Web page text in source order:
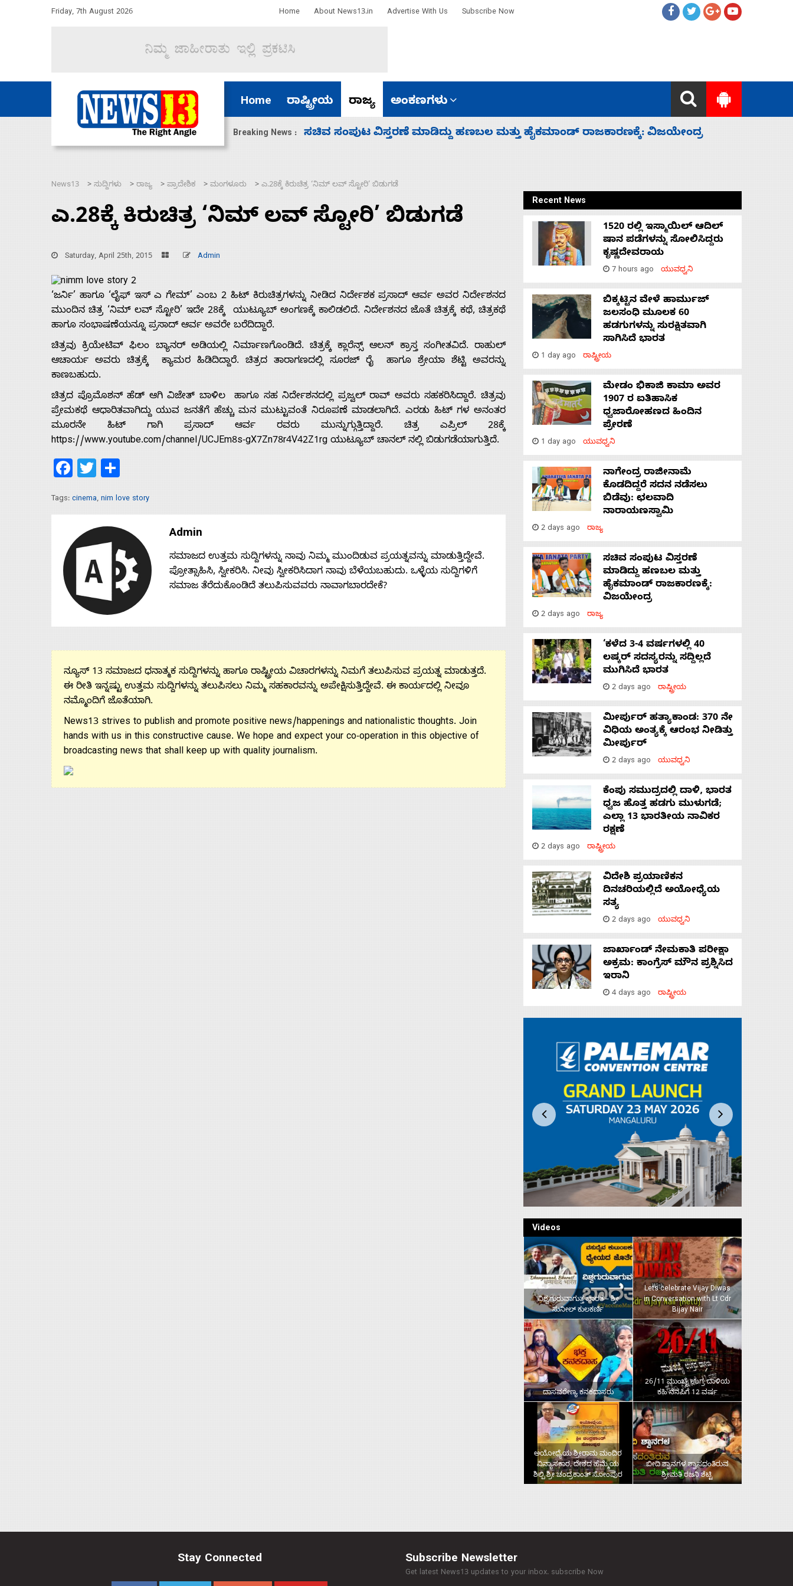
Friday, 7th August 2026 Home About News13.in Advertise With Us Subscribe Now
Home ರಾಷ್ಟ್ರೀಯ ರಾಜ್ಯ ಅಂಕಣಗಳು
Breaking News :
ಹಣಬಲ ಮತ್ತು ಹೈಕಮಾಂಡ್ ರಾಜಕಾರಣಕ್ಕೆ: ವಿಜಯೇಂದ್ರ ‘ಕಳೆದ 3-4 ವರ್ಷಗಳಲ್ಲಿ 40 ಲಷ್ಕರ್ ಸದಸ್ಯರನ್ನು ಸದ್ದಿಲ್ಲದೆ ಮುಗಿಸಿದೆ ಭಾರತ
Home
About
Advertise
Contact
News13 > ಸುದ್ದಿಗಳು > ರಾಜ್ಯ > ಪ್ರಾದೇಶಿಕ > ಮಂಗಳೂರು > ಎ.28ಕ್ಕೆ ಕಿರುಚಿತ್ರ ‘ನಿಮ್ ಲವ್ ಸ್ಟೋರಿ’ ಬಿಡುಗಡೆ
ಎ.28ಕ್ಕೆ ಕಿರುಚಿತ್ರ ‘ನಿಮ್ ಲವ್ ಸ್ಟೋರಿ’ ಬಿಡುಗಡೆ
Saturday, April 25th, 2015 Admin
‘ಜರ್ನಿ’ ಹಾಗೂ ‘ಲೈಫ್ ಇಸ್ ಎ ಗೇಮ್’ ಎಂಬ 2 ಹಿಟ್ ಕಿರುಚಿತ್ರಗಳನ್ನು ನೀಡಿದ ನಿರ್ದೇಶಕ ಪ್ರಸಾದ್ ಆರ್ವ ಅವರ ನಿರ್ದೇಶನದ
ಮುಂದಿನ ಚಿತ್ರ ‘ನಿಮ್ ಲವ್ ಸ್ಟೋರಿ’ ಇದೇ 28ಕ್ಕೆ ಯುಟ್ಯೂಬ್ ಅಂಗಣಕ್ಕೆ ಕಾಲಿಡಲಿದೆ. ನಿರ್ದೇಶನದ ಜೊತೆ ಚಿತ್ರಕ್ಕೆ ಕಥೆ, ಚಿತ್ರಕಥೆ
ಹಾಗೂ ಸಂಭಾಷಣೆಯನ್ನೂ ಪ್ರಸಾದ್ ಆರ್ವ ಅವರೇ ಬರೆದಿದ್ದಾರೆ.
ಚಿತ್ರವು ಕ್ರಿಯೇಟಿವ್ ಫಿಲಂ ಬ್ಯಾನರ್ ಅಡಿಯಲ್ಲಿ ನಿರ್ಮಾಣಗೊಂಡಿದೆ. ಚಿತ್ರಕ್ಕೆ ಕ್ಲಾರೆನ್ಸ್ ಆಲನ್ ಕ್ರಾಸ್ತ ಸಂಗೀತವಿದೆ. ರಾಹುಲ್
ಆಚಾರ್ಯ ಅವರು ಚಿತ್ರಕ್ಕೆ ಕ್ಯಾಮರ ಹಿಡಿದಿದ್ದಾರೆ. ಚಿತ್ರದ ತಾರಾಗಣದಲ್ಲಿ ಸೂರಜ್ ರೈ ಹಾಗೂ ಶ್ರೇಯಾ ಶೆಟ್ಟಿ ಅವರನ್ನು
ಕಾಣಬಹುದು.
ಚಿತ್ರದ ಪ್ರೊಮೊಶನ್ ಹೆಡ್ ಆಗಿ ವಿಜೇತ್ ಬಾಳಿಲ ಹಾಗೂ ಸಹ ನಿರ್ದೇಶನದಲ್ಲಿ ಪ್ರಜ್ವಲ್ ರಾವ್ ಅವರು ಸಹಕರಿಸಿದ್ದಾರೆ. ಚಿತ್ರವು
ಪ್ರೇಮಕಥೆ ಆಧಾರಿತವಾಗಿದ್ದು ಯುವ ಜನತೆಗೆ ಹೆಚ್ಚು ಮನ ಮುಟ್ಟುವಂತೆ ನಿರೂಪಣೆ ಮಾಡಲಾಗಿದೆ. ಎರಡು ಹಿಟ್ ಗಳ ಅನಂತರ
ಮೂರನೇ ಹಿಟ್ ಗಾಗಿ ಪ್ರಸಾದ್ ಆರ್ವ ರವರು ಮುನ್ನುಗ್ಗುತ್ತಿದ್ದಾರೆ. ಚಿತ್ರ ಎಪ್ರಿಲ್ 28ಕ್ಕೆ
https://www.youtube.com/channel/UCJEm8s-gX7Zn78r4V42Z1rg ಯುಟ್ಯೂಬ್ ಚಾನಲ್ ನಲ್ಲಿ ಬಿಡುಗಡೆಯಾಗುತ್ತಿದೆ.
Facebook
Twitter
Tags: cinema, nim love story
Admin
ಸಮಾಜದ ಉತ್ತಮ ಸುದ್ದಿಗಳನ್ನು ನಾವು ನಿಮ್ಮ ಮುಂದಿಡುವ ಪ್ರಯತ್ನವನ್ನು ಮಾಡುತ್ತಿದ್ದೇವೆ.
ಪ್ರೋತ್ಸಾಹಿಸಿ, ಸ್ವೀಕರಿಸಿ. ನೀವು ಸ್ವೀಕರಿಸಿದಾಗ ನಾವು ಬೆಳೆಯಬಹುದು. ಒಳ್ಳೆಯ ಸುದ್ದಿಗಳಿಗೆ
ಸಮಾಜ ತೆರೆದುಕೊಂಡಿದೆ ತಲುಪಿಸುವವರು ನಾವಾಗಬಾರದೇಕೆ?
ನ್ಯೂಸ್ 13 ಸಮಾಜದ ಧನಾತ್ಮಕ ಸುದ್ದಿಗಳನ್ನು ಹಾಗೂ ರಾಷ್ಟ್ರೀಯ ವಿಚಾರಗಳನ್ನು ನಿಮಗೆ ತಲುಪಿಸುವ ಪ್ರಯತ್ನ ಮಾಡುತ್ತದೆ.
ಈ ರೀತಿ ಇನ್ನಷ್ಟು ಉತ್ತಮ ಸುದ್ದಿಗಳನ್ನು ತಲುಪಿಸಲು ನಿಮ್ಮ ಸಹಕಾರವನ್ನು ಅಪೇಕ್ಷಿಸುತ್ತಿದ್ದೇವೆ. ಈ ಕಾರ್ಯದಲ್ಲಿ ನೀವೂ
ನಮ್ಮೊಂದಿಗೆ ಜೊತೆಯಾಗಿ.
News13 strives to publish and promote positive news/happenings and nationalistic thoughts. Join
hands with us in this constructive cause. We hope and expect your co-operation in this objective of
broadcasting news that shall keep up with quality journalism.
Recent News
1520 ರಲ್ಲಿ ಇಸ್ಮಾಯಿಲ್ ಆದಿಲ್
ಷಾನ ಪಡೆಗಳನ್ನು ಸೋಲಿಸಿದ್ದರು
ಕೃಷ್ಣದೇವರಾಯ
7 hours ago ಯುವಧ್ವನಿ
ಬಿಕ್ಕಟ್ಟಿನ ವೇಳೆ ಹಾರ್ಮುಜ್
ಜಲಸಂಧಿ ಮೂಲಕ 60
ಹಡಗುಗಳನ್ನು ಸುರಕ್ಷಿತವಾಗಿ
ಸಾಗಿಸಿದೆ ಭಾರತ
1 day ago ರಾಷ್ಟ್ರೀಯ
ಮೇಡಂ ಭಿಕಾಜಿ ಕಾಮಾ ಅವರ
1907 ರ ಐತಿಹಾಸಿಕ
ಧ್ವಜಾರೋಹಣದ ಹಿಂದಿನ
ಪ್ರೇರಣೆ
1 day ago ಯುವಧ್ವನಿ
ನಾಗೇಂದ್ರ ರಾಜೀನಾಮೆ
ಕೊಡದಿದ್ದರೆ ಸದನ ನಡೆಸಲು
ಬಿಡೆವು: ಛಲವಾದಿ
ನಾರಾಯಣಸ್ವಾಮಿ
2 days ago ರಾಜ್ಯ
ಸಚಿವ ಸಂಪುಟ ವಿಸ್ತರಣೆ
ಮಾಡಿದ್ದು ಹಣಬಲ ಮತ್ತು
ಹೈಕಮಾಂಡ್ ರಾಜಕಾರಣಕ್ಕೆ:
ವಿಜಯೇಂದ್ರ
2 days ago ರಾಜ್ಯ
‘ಕಳೆದ 3-4 ವರ್ಷಗಳಲ್ಲಿ 40
ಲಷ್ಕರ್ ಸದಸ್ಯರನ್ನು ಸದ್ದಿಲ್ಲದೆ
ಮುಗಿಸಿದೆ ಭಾರತ
2 days ago ರಾಷ್ಟ್ರೀಯ
ಮೀರ್ಪುರ್ ಹತ್ಯಾಕಾಂಡ: 370 ನೇ
ವಿಧಿಯ ಅಂತ್ಯಕ್ಕೆ ಆರಂಭ ನೀಡಿತ್ತು
ಮೀರ್ಪುರ್
2 days ago ಯುವಧ್ವನಿ
ಕೆಂಪು ಸಮುದ್ರದಲ್ಲಿ ದಾಳಿ, ಭಾರತ
ಧ್ವಜ ಹೊತ್ತ ಹಡಗು ಮುಳುಗಡೆ;
ಎಲ್ಲಾ 13 ಭಾರತೀಯ ನಾವಿಕರ
ರಕ್ಷಣೆ
2 days ago ರಾಷ್ಟ್ರೀಯ
ವಿದೇಶಿ ಪ್ರಯಾಣಿಕನ
ದಿನಚರಿಯಲ್ಲಿದೆ ಅಯೋಧ್ಯೆಯ
ಸತ್ಯ
2 days ago ಯುವಧ್ವನಿ
ಜಾರ್ಖಾಂಡ್‌ ನೇಮಕಾತಿ ಪರೀಕ್ಷಾ
ಅಕ್ರಮ: ಕಾಂಗ್ರೆಸ್‌ ಮೌನ ಪ್ರಶ್ನಿಸಿದ
ಇರಾನಿ
4 days ago ರಾಷ್ಟ್ರೀಯ
Videos
ವಿಶ್ವಗುರುವಾಗುತ್ತ ಭಾರತ – ಶ್ರೀ
ಸುನೀಲ್‌ ಕುಲಕರ್ಣಿ
Lets celebrate Vijay Diwas
in Conversation with Lt Cdr
Bijay Nair
ದಾಸವರೇಣ್ಯ ಕನಕದಾಸರು
26/11 ಮುಂಬೈ ಉಗ್ರ ದಾಳಿಯ
ಕಹಿ ನೆನಪಿಗೆ 12 ವರ್ಷ
ಅಯೋಧ್ಯೆಯ ಶ್ರೀರಾಮ ಮಂದಿರ
ವಿನ್ಯಾಸಕಾರ, ದೇಶದ ಹೆಮ್ಮೆಯ
ಶಿಲ್ಪಿ ಶ್ರೀ ಚಂದ್ರಕಾಂತ್‌ ಸೋಂಪುರ
ಬೀದಿ ಶ್ವಾನಗಳ ಶ್ವಾಸದಂತಿರುವ
ಶ್ರೀಮತಿ ರಜನಿ ಶೆಟ್ಟಿ
Stay Connected Subscribe Newsletter
Get latest News13 updates to your inbox. subscribe Now